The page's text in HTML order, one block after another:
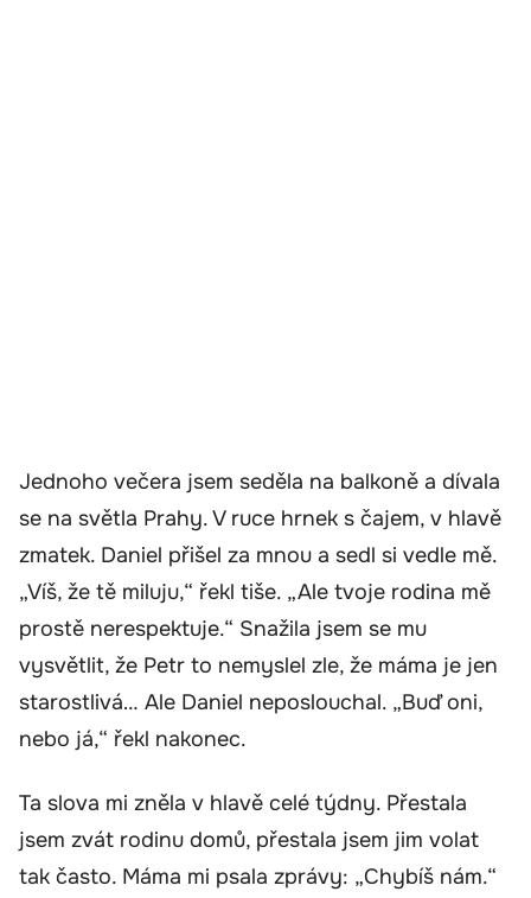
Jednoho večera jsem seděla na balkoně a dívala
se na světla Prahy. V ruce hrnek s čajem, v hlavě
zmatek. Daniel přišel za mnou a sedl si vedle mě.
„Víš, že tě miluju,“ řekl tiše. „Ale tvoje rodina mě
prostě nerespektuje.“ Snažila jsem se mu
vysvětlit, že Petr to nemyslel zle, že máma je jen
starostlivá… Ale Daniel neposlouchal. „Buď oni,
nebo já,“ řekl nakonec.
Ta slova mi zněla v hlavě celé týdny. Přestala
jsem zvát rodinu domů, přestala jsem jim volat
tak často. Máma mi psala zprávy: „Chybíš nám.“